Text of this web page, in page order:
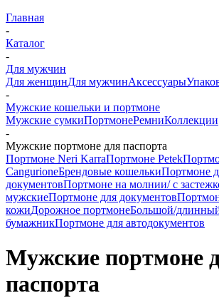
Главная
-
Каталог
-
Для мужчин
Для женщинДля мужчинАксессуары
-
Мужские кошельки и портмоне
Мужские сумкиПортмонеРемниКоллекции
-
Мужские портмоне для паспорта
Портмоне Neri KarraПортмоне Petek
CangurioneБрендовые кошелькиПортмоне
документовПортмоне на молнии/ с
мужскиеПортмоне для документов
кожиДорожное портмонеБольшой/
бумажникПортмоне для автодокументов
Мужские портмоне
паспорта